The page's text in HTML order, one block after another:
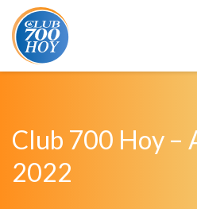
Club 700 Hoy –
2022